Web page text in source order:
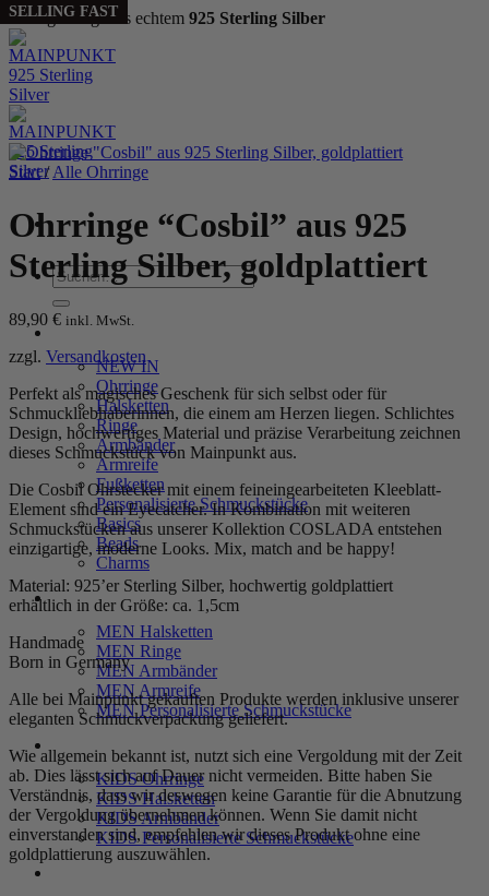
Handgefertigt aus echtem 925 Sterling Silber
Zum
Inhalt
springen
Suchen
nach:
NEW IN
Ohrringe
Halsketten
Ringe
Armbänder
Armreife
Fußketten
Personalisierte Schmuckstücke
Basics
Beads
Charms
MEN
MEN Halsketten
MEN Ringe
MEN Armbänder
MEN Armreife
MEN Personalisierte Schmuckstücke
KIDS Ohrringe
KIDS Halsketten
KIDS Armbänder
KIDS Personalisierte Schmuckstücke
Start / Alle Ohrringe
Ohrringe “Cosbil” aus 925
Sterling Silber, goldplattiert
89,90 € inkl. MwSt.
zzgl. Versandkosten
Perfekt als magisches Geschenk für sich selbst oder für
Schmuckliebhaberinnen, die einem am Herzen liegen. Schlichtes
Design, hochwertiges Material und präzise Verarbeitung zeichnen
dieses Schmuckstück von Mainpunkt aus.
Die Cosbil Ohrstecker mit einem feineingearbeiteten Kleeblatt-
Element sind ein Eyecatcher. In Kombination mit weiteren
Schmuckstücken aus unserer Kollektion COSLADA entstehen
einzigartige, moderne Looks. Mix, match and be happy!
Material: 925’er Sterling Silber, hochwertig goldplattiert
erhältlich in der Größe: ca. 1,5cm
Handmade
Born in Germany
Alle bei Mainpunkt gekauften Produkte werden inklusive unserer
eleganten Schmuckverpackung geliefert.
Wie allgemein bekannt ist, nutzt sich eine Vergoldung mit der Zeit
ab. Dies lässt sich auf Dauer nicht vermeiden. Bitte haben Sie
Verständnis, dass wir deswegen keine Garantie für die Abnutzung
der Vergoldung übernehmen können. Wenn Sie damit nicht
einverstanden sind, empfehlen wir dieses Produkt ohne eine
goldplattierung auszuwählen.
SELLING FAST